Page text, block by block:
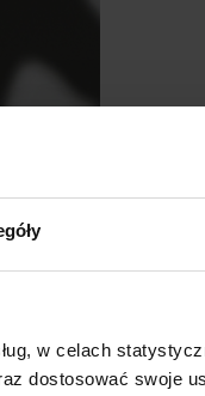
w celach
dostosować swoje